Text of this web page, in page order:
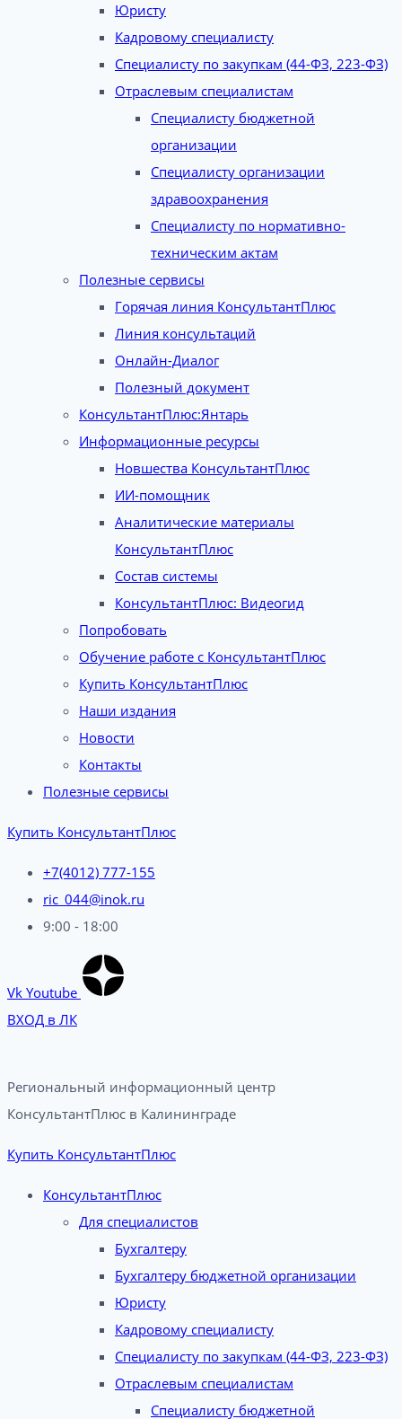
Юристу
Кадровому специалисту
Специалисту по закупкам (44-ФЗ, 223-ФЗ)
Отраслевым специалистам
Специалисту бюджетной
организации
Специалисту организации
здравоохранения
Специалисту по нормативно-
техническим актам
Полезные сервисы
Горячая линия КонсультантПлюс
Линия консультаций
Онлайн-Диалог
Полезный документ
КонсультантПлюс:Янтарь
Информационные ресурсы
Новшества КонсультантПлюс
ИИ-помощник
Аналитические материалы
КонсультантПлюс
Состав системы
КонсультантПлюс: Видеогид
Попробовать
Обучение работе с КонсультантПлюс
Купить КонсультантПлюс
Наши издания
Новости
Контакты
Полезные сервисы
Купить КонсультантПлюс
+7(4012) 777-155
ric_044@inok.ru
9:00 - 18:00
Vk Youtube
ВХОД в ЛК
Региональный информационный центр
КонсультантПлюс в Калининграде​
Купить КонсультантПлюс
КонсультантПлюс
Для специалистов
Бухгалтеру
Бухгалтеру бюджетной организации
Юристу
Кадровому специалисту
Специалисту по закупкам (44-ФЗ, 223-ФЗ)
Отраслевым специалистам
Специалисту бюджетной